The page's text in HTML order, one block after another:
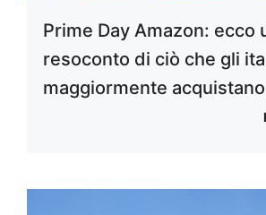
Prime Day Amazon: ecco
resoconto di ciò che gli
maggiormente